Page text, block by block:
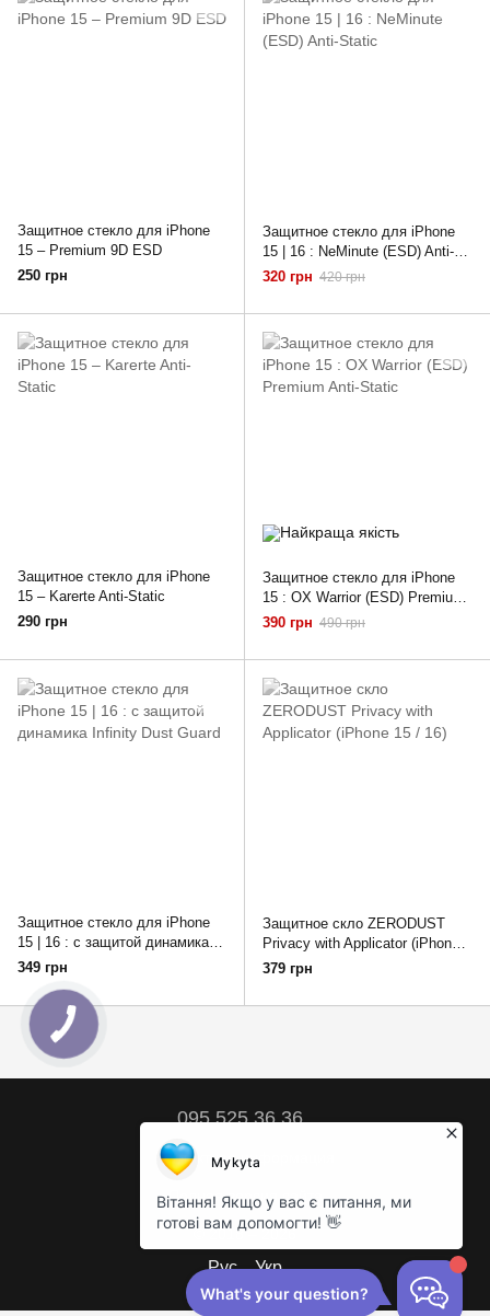
Защитное стекло для iPhone
15 – Premium 9D ESD
250 грн
Защитное стекло для iPhone
15 | 16 : NeMinute (ESD) Anti-
Static
320 грн 420 грн
Защитное стекло для iPhone
15 – Karerte Anti-Static
290 грн
Защитное стекло для iPhone
15 : OX Warrior (ESD) Premium
Anti-Static
390 грн 490 грн
Защитное стекло для iPhone
15 | 16 : с защитой динамика
Infinity Dust Guard
349 грн
Защитное скло ZERODUST
Privacy with Applicator (iPhone
15 / 16)
379 грн
095 525 36 36
Контактная информация
Полная версия сайта
© 2018 – 2026
Рус Укр